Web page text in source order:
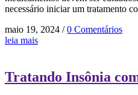
necessário iniciar um tratamento
maio 19, 2024 / 0 Comentários
leia mais
Tratando Insônia